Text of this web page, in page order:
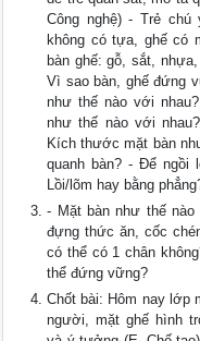
Công nghệ) - Trẻ
không có tựa, ghế có
bàn ghế: gỗ, sắt,
Vì sao bàn, ghế đứng
như thế nào với
như thế nào với
Kích thước mặt bàn
quanh bàn? - Để ngồi
Lồi/lõm hay bằng
- Mặt bàn như thế
đựng thức ăn, cốc
có thể có 1 chân
thể đứng vững?
Chốt bài: Hôm nay lớp
người, mặt ghế hình